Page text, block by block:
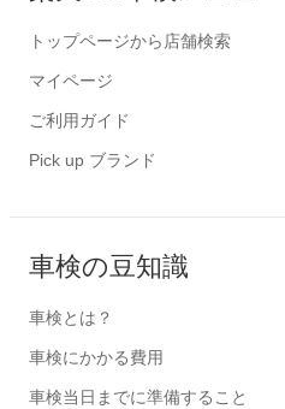
トップページから店舗検索
マイページ
ご利用ガイド
Pick up ブランド
車検の豆知識
車検とは？
車検にかかる費用
車検当日までに準備すること